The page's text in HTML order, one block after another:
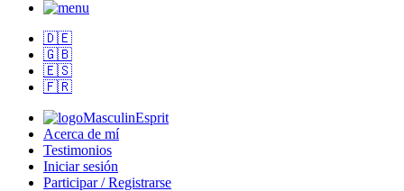
🇩🇪
🇬🇧
🇪🇸
🇫🇷
MasculinEsprit
Acerca de mí
Testimonios
Iniciar sesión
Participar / Registrarse